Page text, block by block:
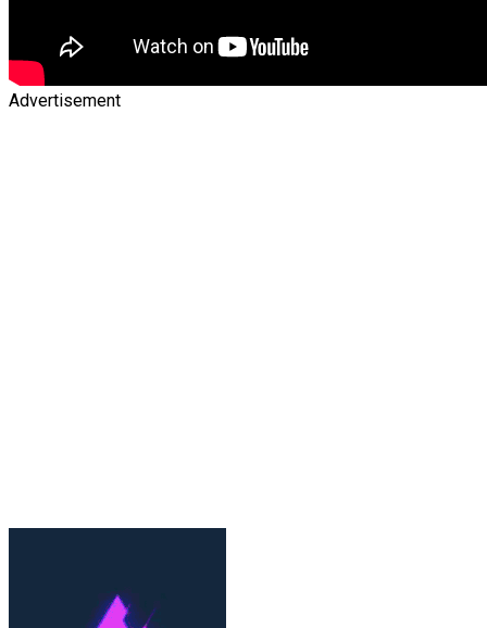
Advertisement